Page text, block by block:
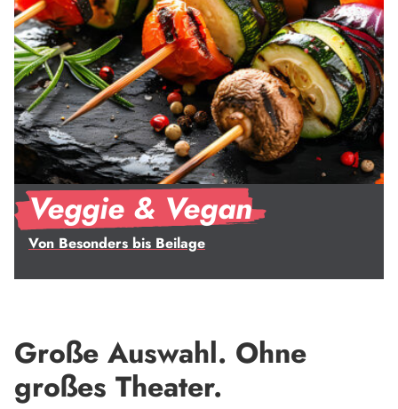
Veggie & Vegan
Von Besonders bis Beilage
Große Auswahl. Ohne
großes Theater.